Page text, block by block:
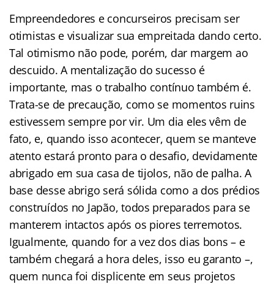
Empreendedores e concurseiros precisam ser
otimistas e visualizar sua empreitada dando certo.
Tal otimismo não pode, porém, dar margem ao
descuido. A mentalização do sucesso é
importante, mas o trabalho contínuo também é.
Trata-se de precaução, como se momentos ruins
estivessem sempre por vir. Um dia eles vêm de
fato, e, quando isso acontecer, quem se manteve
atento estará pronto para o desafio, devidamente
abrigado em sua casa de tijolos, não de palha. A
base desse abrigo será sólida como a dos prédios
construídos no Japão, todos preparados para se
manterem intactos após os piores terremotos.
Igualmente, quando for a vez dos dias bons – e
também chegará a hora deles, isso eu garanto –,
quem nunca foi displicente em seus projetos